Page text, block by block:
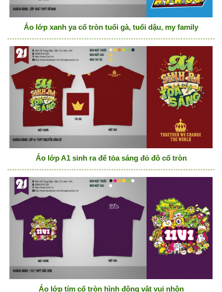
Áo lớp xanh ya cổ tròn tuổi gà, tuổi dậu, my family
Áo lớp A1 sinh ra để tỏa sáng đỏ đô cổ tròn
Áo lớp tím cổ tròn hình động vật vui nhộn